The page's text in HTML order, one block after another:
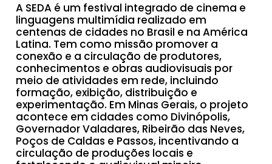
A SEDA é um festival integrado de cinema e
linguagens multimídia realizado em
centenas de cidades no Brasil e na América
Latina. Tem como missão promover a
conexão e a circulação de produtores,
conhecimentos e obras audiovisuais por
meio de atividades em rede, incluindo
formação, exibição, distribuição e
experimentação. Em Minas Gerais, o projeto
acontece em cidades como Divinópolis,
Governador Valadares, Ribeirão das Neves,
Poços de Caldas e Passos, incentivando a
circulação de produções locais e